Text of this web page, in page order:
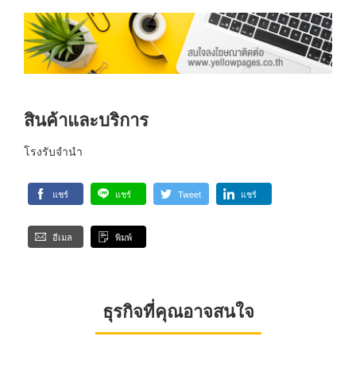
สินค้าและบริการ
โรงรับจำนำ
แชร์ แชร์ Tweet แชร์
อีเมล พิมพ์
ธุรกิจที่คุณอาจสนใจ